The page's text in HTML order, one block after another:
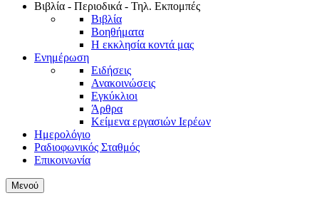
Βιβλία - Περιοδικά - Τηλ. Εκπομπές
Βιβλία
Βοηθήματα
Η εκκλησία κοντά μας
Ενημέρωση
Ειδήσεις
Ανακοινώσεις
Εγκύκλιοι
Άρθρα
Κείμενα εργασιών Ιερέων
Ημερολόγιο
Ραδιοφωνικός Σταθμός
Επικοινωνία
Μενού